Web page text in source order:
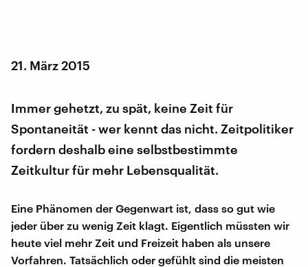
21. März 2015
Immer gehetzt, zu spät, keine Zeit für
Spontaneität - wer kennt das nicht. Zeitpolitiker
fordern deshalb eine selbstbestimmte
Zeitkultur für mehr Lebensqualität.
Eine Phänomen der Gegenwart ist, dass so gut wie
jeder über zu wenig Zeit klagt. Eigentlich müssten wir
heute viel mehr Zeit und Freizeit haben als unsere
Vorfahren. Tatsächlich oder gefühlt sind die meisten